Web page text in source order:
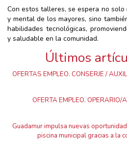
Con estos talleres, se espera no
y mental de los mayores, sino
habilidades tecnológicas,
y saludable en la comunidad.
Últimos
OFERTAS EMPLEO. CONSERJE /
OFERTA EMPLEO. OPERARIO/
Guadamur impulsa nuevas
piscina municipal gracias a la